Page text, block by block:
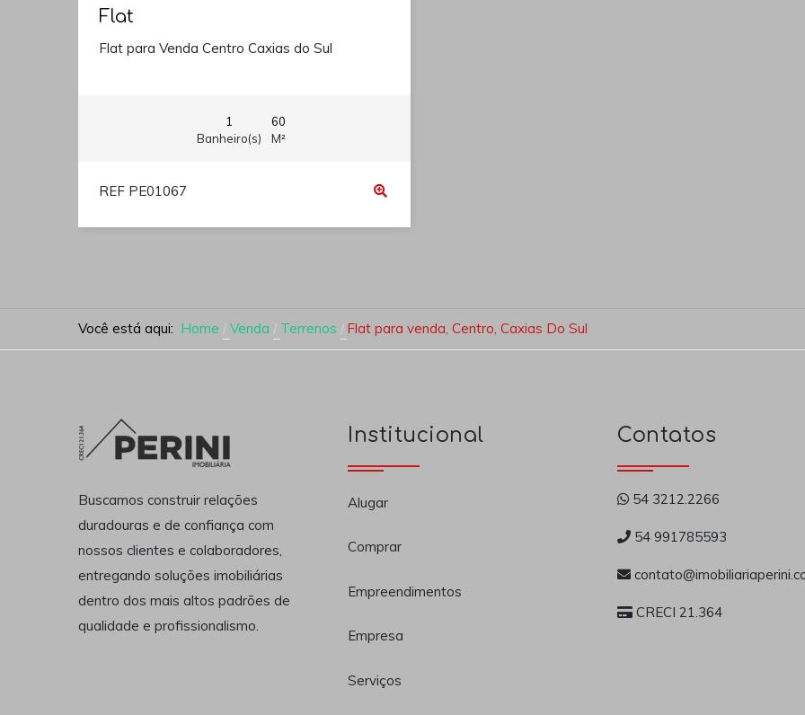
Flat
Flat para Venda Centro Caxias do Sul
1
Banheiro(s)
60
M²
REF PE01067
Você está aqui: Home Venda Terrenos Flat para venda, Centro, Caxias Do Sul
Buscamos construir relações
duradouras e de confiança com
nossos clientes e colaboradores,
entregando soluções imobiliárias
dentro dos mais altos padrões de
qualidade e profissionalismo.
Institucional
Alugar
Comprar
Empreendimentos
Empresa
Serviços
Contatos
54 3212.2266
54 991785593
CRECI 21.364